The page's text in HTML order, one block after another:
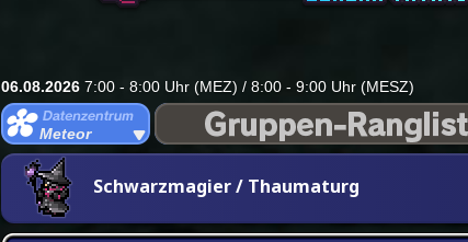
06.08.2026 7:00 - 8:00 Uhr (MEZ) / 8:00 - 9:00 Uhr (MESZ)
Meteor
Schwarzmagier / Thaumaturg